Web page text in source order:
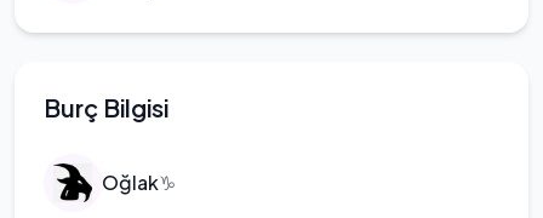
Burç Bilgisi
Oğlak♑